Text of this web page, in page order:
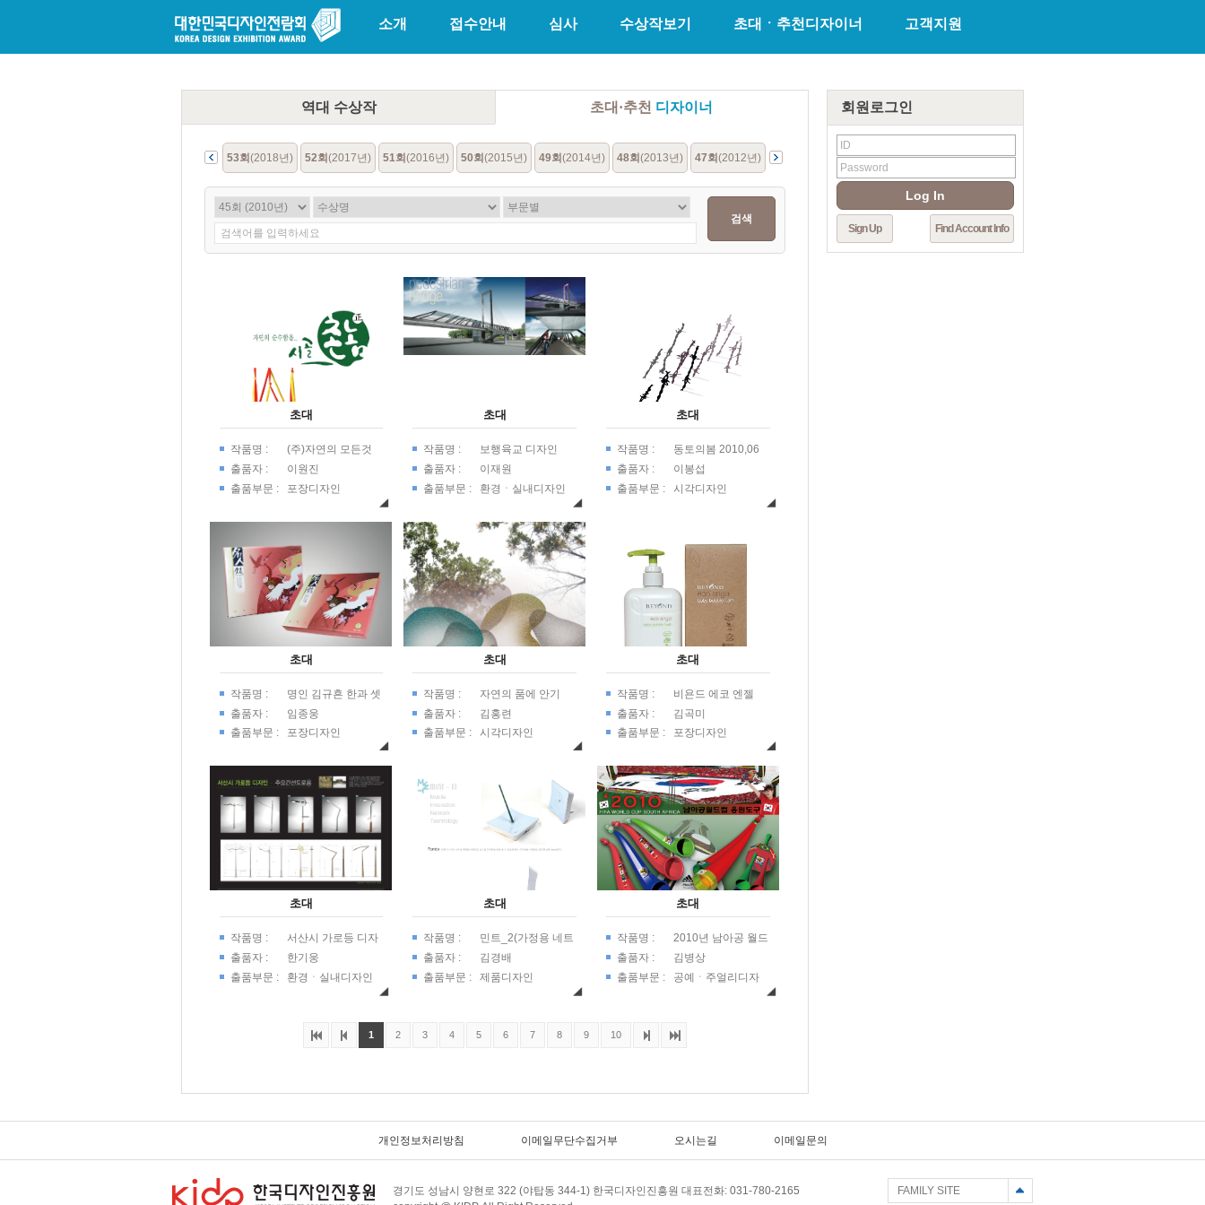
소개 접수안내 심사 수상작보기 초대ㆍ추천디자이너 고객지원
역대 수상작 초대·추천 디자이너
(1966년) 53회 (2018년) 52회 (2017년) 51회 (2016년) 50회 (2015년) 49회 (2014년) 48회 (2013년) 47회 (2012년) 46회 (2011년) 45회(2010년) 44회(2009년) 43회
초대
작품명 :
(주)자연의 모든것
Brand Identity
Design
출품자 :
이원진
출품부문 :
포장디자인
초대
작품명 :
보행육교 디자인
출품자 :
이재원
출품부문 :
환경ㆍ실내디자인
초대
작품명 :
동토의봄 2010,06
출품자 :
이봉섭
출품부문 :
시각디자인
초대
작품명 :
명인 김규흔 한과 셋
트포장
출품자 :
임종웅
출품부문 :
포장디자인
초대
작품명 :
자연의 품에 안기
어...
출품자 :
김홍련
출품부문 :
시각디자인
초대
작품명 :
비욘드 에코 엔젤
출품자 :
김곡미
출품부문 :
포장디자인
초대
작품명 :
서산시 가로등 디자
인 - 주요간선도로용
출품자 :
한기웅
출품부문 :
환경ㆍ실내디자인
초대
작품명 :
민트_2(가정용 네트
워크 기지국)
출품자 :
김경배
출품부문 :
제품디자인
초대
작품명 :
2010년 남아공 월드
컵 응원도구
출품자 :
김병상
출품부문 :
공예ㆍ주얼리디자
1 2 3 4 5 6 7 8 9 10
회원로그인
Log In
Sign Up Find Account Info
개인정보처리방침 이메일무단수집거부 오시는길 이메일문의
경기도 성남시 양현로 322 (야탑동 344-1) 한국디자인진흥원 대표전화: 031-780-2165
FAMILY SITE